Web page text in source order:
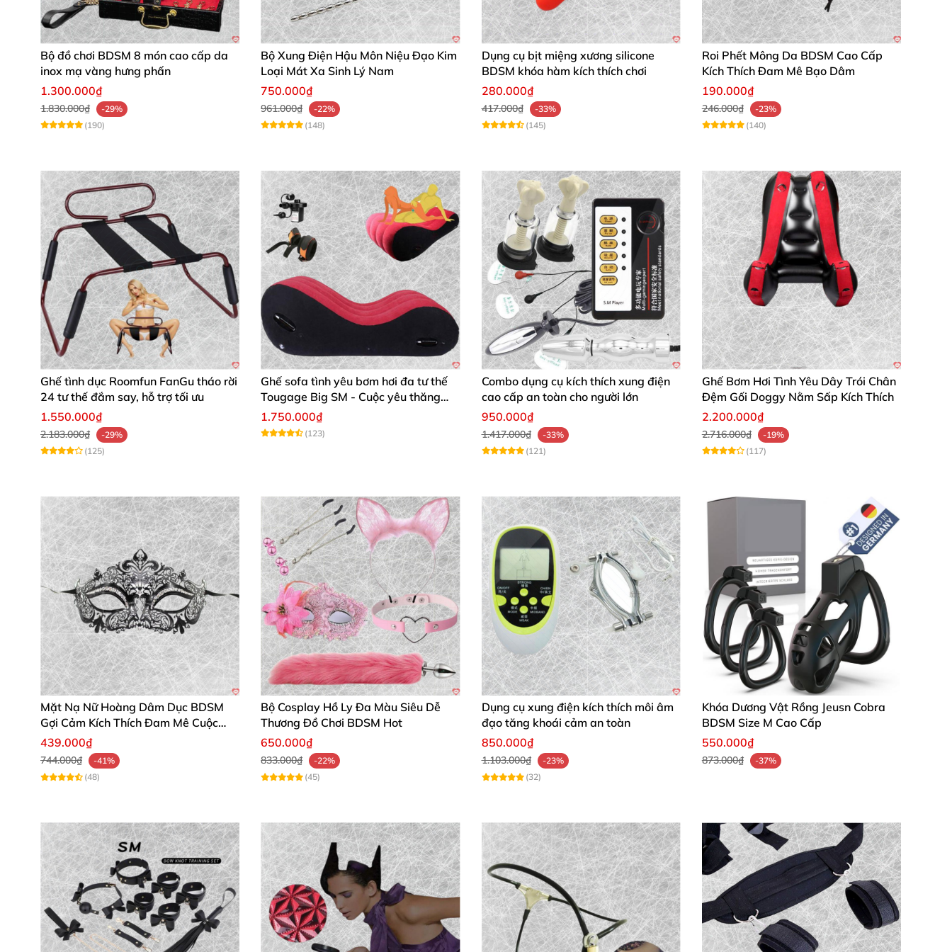
Bộ đồ chơi BDSM 8 món cao cấp da
inox mạ vàng hưng phấn
1.300.000₫
1.830.000₫
-29%
(190)
Bộ Xung Điện Hậu Môn Niệu Đạo Kim
Loại Mát Xa Sinh Lý Nam
750.000₫
961.000₫
-22%
(148)
Dụng cụ bịt miệng xương silicone
BDSM khóa hàm kích thích chơi
280.000₫
417.000₫
-33%
(145)
Roi Phết Mông Da BDSM Cao Cấp
Kích Thích Đam Mê Bạo Dâm
190.000₫
246.000₫
-23%
(140)
Ghế tình dục Roomfun FanGu tháo rời
24 tư thế đắm say, hỗ trợ tối ưu
1.550.000₫
2.183.000₫
-29%
(125)
Ghế sofa tình yêu bơm hơi đa tư thế
Tougage Big SM - Cuộc yêu thăng
hoa, nhanh chóng mua
1.750.000₫
(123)
Combo dụng cụ kích thích xung điện
cao cấp an toàn cho người lớn
950.000₫
1.417.000₫
-33%
(121)
Ghế Bơm Hơi Tình Yêu Dây Trói Chân
Đệm Gối Doggy Nằm Sấp Kích Thích
2.200.000₫
2.716.000₫
-19%
(117)
Mặt Nạ Nữ Hoàng Dâm Dục BDSM
Gợi Cảm Kích Thích Đam Mê Cuộc
Yêu
439.000₫
744.000₫
-41%
(48)
Bộ Cosplay Hồ Ly Đa Màu Siêu Dễ
Thương Đồ Chơi BDSM Hot
650.000₫
833.000₫
-22%
(45)
Dụng cụ xung điện kích thích môi âm
đạo tăng khoái cảm an toàn
850.000₫
1.103.000₫
-23%
(32)
Khóa Dương Vật Rồng Jeusn Cobra
BDSM Size M Cao Cấp
550.000₫
873.000₫ -37%